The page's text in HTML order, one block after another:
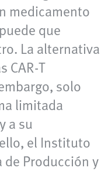
medicamento
que
La alternativa
CAR‑T
solo
limitada
a su
el Instituto
de Producción y